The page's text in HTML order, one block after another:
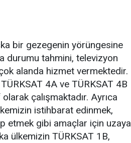
bir gezegenin yörüngesine
durumu tahmini, televizyon
alanda hizmet vermektedir.
4A ve TÜRKSAT 4B
çalışmaktadır. Ayrıca
istihbarat edinmek,
etmek gibi amaçlar için uzaya
ülkemizin TÜRKSAT 1B,